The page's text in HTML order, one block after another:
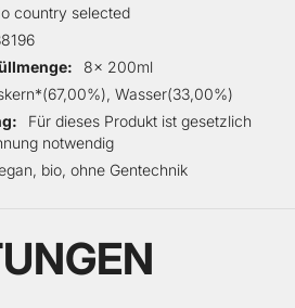
country selected
8x 200ml
Wasser(33,00%)
Für dieses Produkt ist gesetzlich
notwendig
bio, ohne Gentechnik